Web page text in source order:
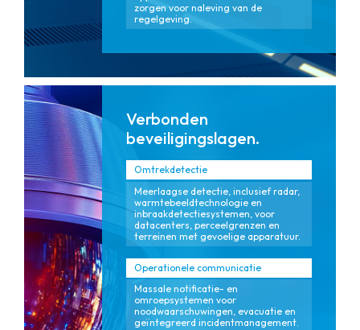
zorgen voor naleving van de
regelgeving.
Verbonden
beveiligingslagen.
Omtrekdetectie
Meerlaagse detectie, inclusief radar,
warmtebeeldtechnologie en
inbraakdetectiesystemen, voor
datacenters, perceelgrenzen en
terreinen met gevoelige apparatuur.
Operationele communicatie
Massale notificatie- en
omroepsystemen voor
noodwaarschuwingen, evacuatie en
geïntegreerd incidentmanagement.